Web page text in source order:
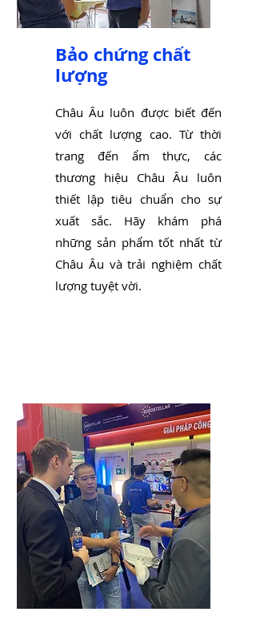
Bảo chứng chất
lượng
Châu Âu luôn được biết đến
với chất lượng cao. Từ thời
trang đến ẩm thực, các
thương hiệu Châu Âu luôn
thiết lập tiêu chuẩn cho sự
xuất sắc. Hãy khám phá
những sản phẩm tốt nhất từ
Châu Âu và trải nghiệm chất
lượng tuyệt vời.